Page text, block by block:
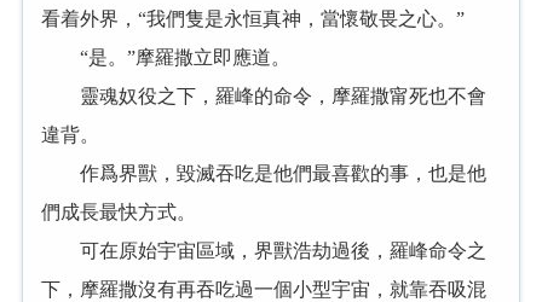
看着外界，“我們隻是永恒真神，當懷敬畏之心。”
“是。”摩羅撒立即應道。
靈魂奴役之下，羅峰的命令，摩羅撒甯死也不會
違背。
作爲界獸，毀滅吞吃是他們最喜歡的事，也是他
們成長最快方式。
可在原始宇宙區域，界獸浩劫過後，羅峰命令之
下，摩羅撒沒有再吞吃過一個小型宇宙，就靠吞吸混